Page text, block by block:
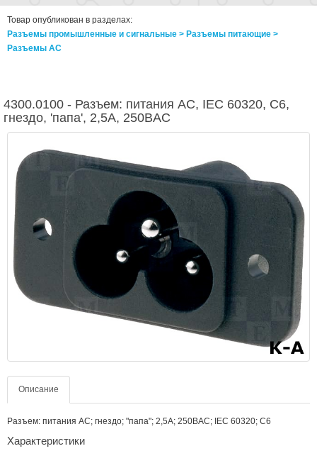
Товар опубликован в разделах:
Разъемы промышленные и сигнальные > Разъeмы питающие >
Разъeмы AC
4300.0100 - Разъем: питания AC, IEC 60320, C6,
гнездо, 'папа', 2,5А, 250ВAC
Описание
Разъем: питания AC; гнездо; "папа"; 2,5А; 250ВAC; IEC 60320; C6
Характеристики